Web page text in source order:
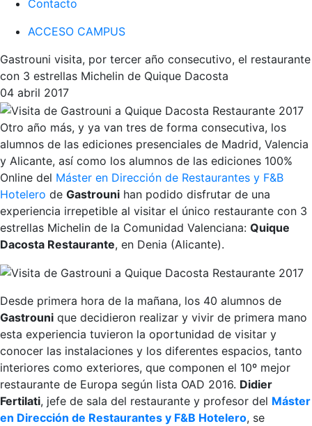
Contacto
ACCESO CAMPUS
Gastrouni visita, por tercer año consecutivo, el restaurante
con 3 estrellas Michelin de Quique Dacosta
04 abril 2017
Otro año más, y ya van tres de forma consecutiva, los
alumnos de las ediciones presenciales de Madrid, Valencia
y Alicante, así como los alumnos de las ediciones 100%
Online del Máster en Dirección de Restaurantes y F&B
Hotelero de Gastrouni han podido disfrutar de una
experiencia irrepetible al visitar el único restaurante con 3
estrellas Michelin de la Comunidad Valenciana: Quique
Dacosta Restaurante, en Denia (Alicante).
Desde primera hora de la mañana, los 40 alumnos de
Gastrouni que decidieron realizar y vivir de primera mano
esta experiencia tuvieron la oportunidad de visitar y
conocer las instalaciones y los diferentes espacios, tanto
interiores como exteriores, que componen el 10º mejor
restaurante de Europa según lista OAD 2016. Didier
Fertilati, jefe de sala del restaurante y profesor del Máster
en Dirección de Restaurantes y F&B Hotelero, se